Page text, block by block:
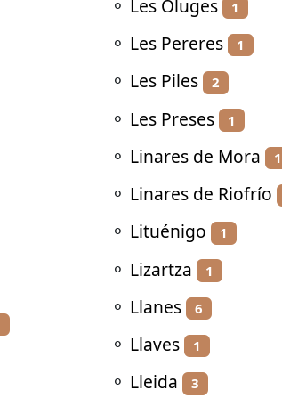
⚬ Les Oluges 1
⚬ Les Pereres 1
⚬ Les Piles 2
⚬ Les Preses 1
⚬ Linares de Mora 1
⚬ Linares de Riofrío
⚬ Lituénigo 1
⚬ Lizartza 1
⚬ Llanes 6
⚬ Llaves 1
⚬ Lleida 3